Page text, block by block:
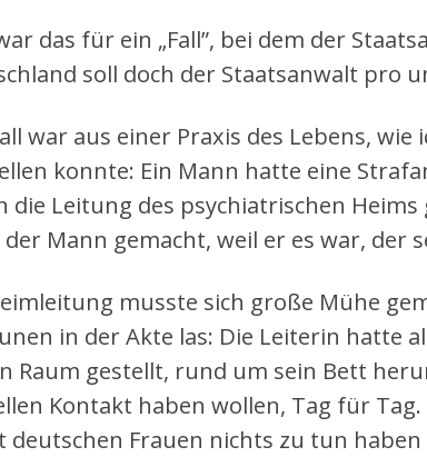
das für ein „Fall”, bei dem der
soll doch der Staatsanwalt pro
war aus einer Praxis des Lebens,
konnte: Ein Mann hatte eine
die Leitung des psychiatrischen
Mann gemacht, weil er es war, der
musste sich große Mühe
in der Akte las: Die Leiterin hatte
Raum gestellt, rund um sein Bett
Kontakt haben wollen, Tag für
deutschen Frauen nichts zu tun haben